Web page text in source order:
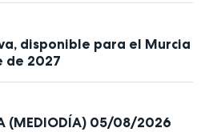
disponible para el Murcia
de 2027
(MEDIODÍA) 05/08/2026